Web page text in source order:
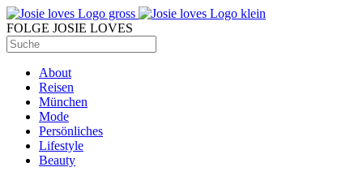
FOLGE JOSIE LOVES
About
Reisen
München
Mode
Persönliches
Lifestyle
Beauty